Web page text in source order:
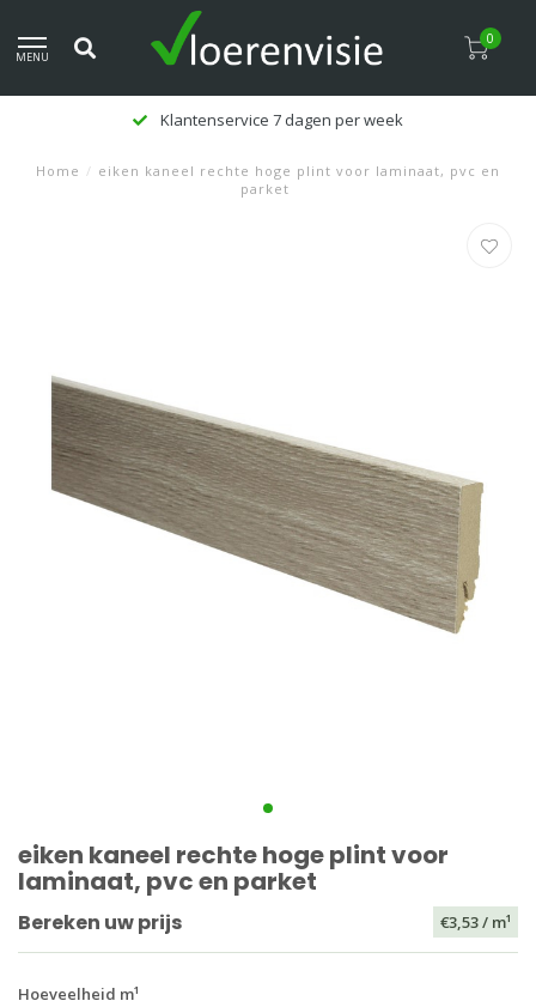
MENU
0
Klantenservice 7 dagen per week
Home / eiken kaneel rechte hoge plint voor laminaat, pvc en
parket
eiken kaneel rechte hoge plint voor
laminaat, pvc en parket
Bereken uw prijs €3,53/ m¹
Hoeveelheid m¹